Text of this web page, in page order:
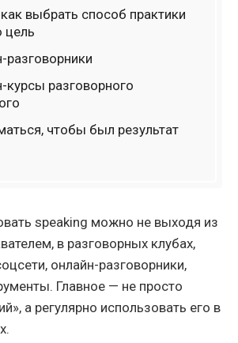
выбрать способ практики
цель
разговорники
курсы разговорного
чтобы был результат
speaking можно не выходя из
в разговорных клубах,
онлайн-разговорники,
Главное — не просто
а регулярно использовать его в